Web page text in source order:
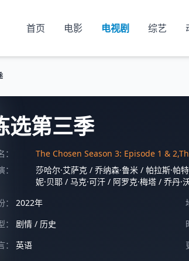
首页 电影 电视剧 综艺
选第三季
：
The Chosen Season 3: Episode 1 &
：
莎哈尔·艾萨克 / 乔纳森·鲁米 / 帕拉斯·帕
妮·贝耶 / 马克·可汗 / 阿罗克·梅塔 / 乔丹·
2022年
：
剧情 / 历史
英语